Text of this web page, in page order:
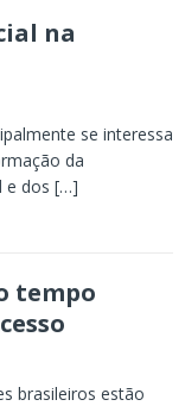
na
se interessa
da
e dos […]
tempo
brasileiros estão